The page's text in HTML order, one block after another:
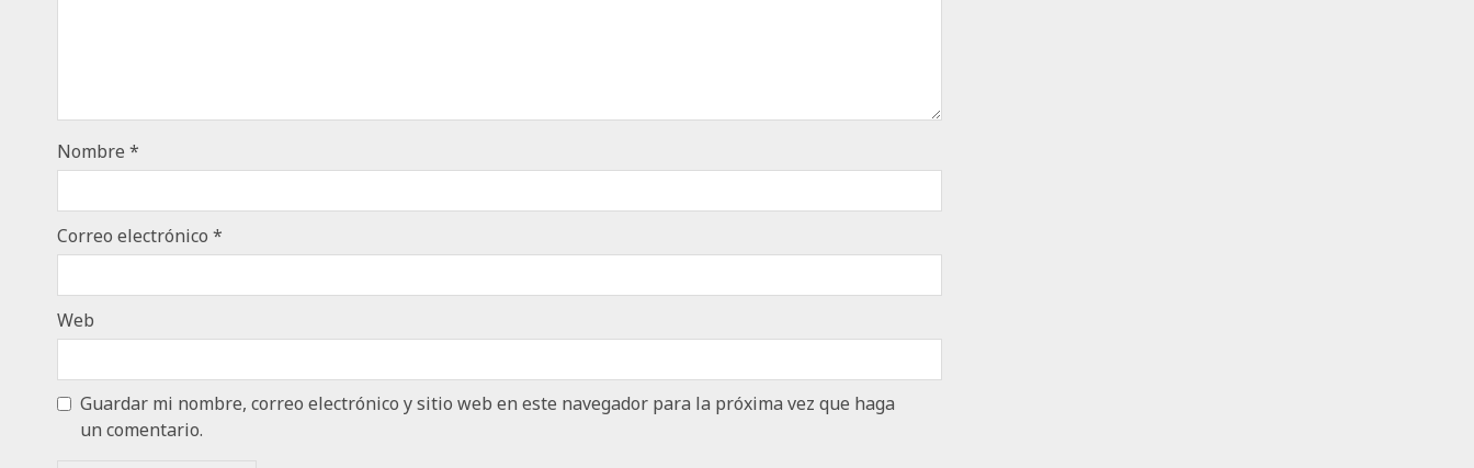
Nombre *
Correo electrónico *
Web
Guardar mi nombre, correo electrónico y sitio web en este navegador para la próxima vez que haga
un comentario.